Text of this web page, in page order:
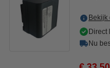
Bekijk
Direct
Nu